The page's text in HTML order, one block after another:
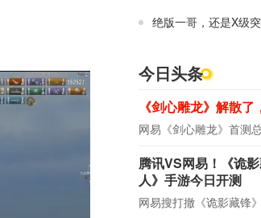
绝版一哥，还是X级突击唯一
今日头条
《剑心雕龙》解散
网易《剑心雕龙》首测
腾讯VS网易！《诡
人》手游今日开测
网易搜打撤《诡影藏锋